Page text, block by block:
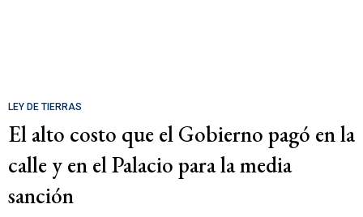
LEY DE TIERRAS
El alto costo que el Gobierno pagó en la
calle y en el Palacio para la media
sanción